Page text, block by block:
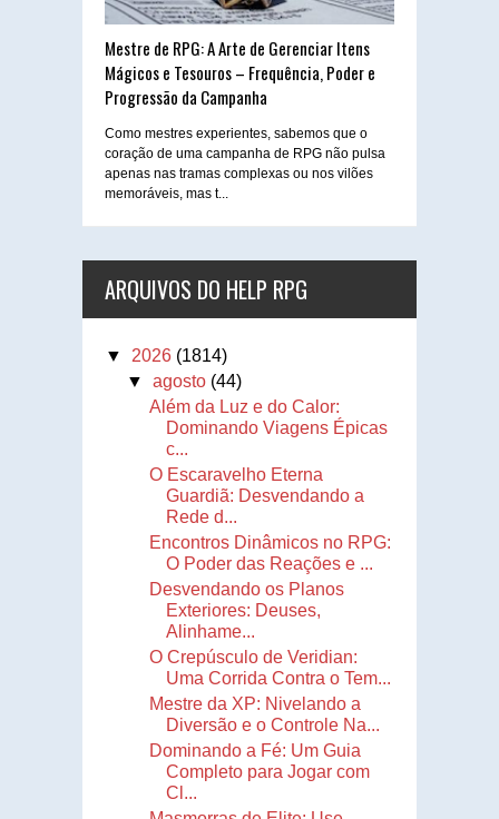
Mestre de RPG: A Arte de Gerenciar Itens
Mágicos e Tesouros – Frequência, Poder e
Progressão da Campanha
Como mestres experientes, sabemos que o
coração de uma campanha de RPG não pulsa
apenas nas tramas complexas ou nos vilões
memoráveis, mas t...
ARQUIVOS DO HELP RPG
▼ 2026 (1814)
▼agosto (44)
Além da Luz e do Calor:
Dominando Viagens Épicas
c...
O Escaravelho Eterna
Guardiã: Desvendando a
Rede d...
Encontros Dinâmicos no RPG:
O Poder das Reações e ...
Desvendando os Planos
Exteriores: Deuses,
Alinhame...
O Crepúsculo de Veridian:
Uma Corrida Contra o Tem...
Mestre da XP: Nivelando a
Diversão e o Controle Na...
Dominando a Fé: Um Guia
Completo para Jogar com
Cl...